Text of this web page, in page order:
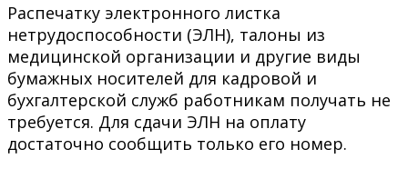
Распечатку электронного листка
нетрудоспособности (ЭЛН), талоны из
медицинской организации и другие виды
бумажных носителей для кадровой и
бухгалтерской служб работникам получать не
требуется. Для сдачи ЭЛН на оплату
достаточно сообщить только его номер.